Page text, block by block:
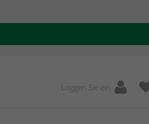
Loggen Sie ein